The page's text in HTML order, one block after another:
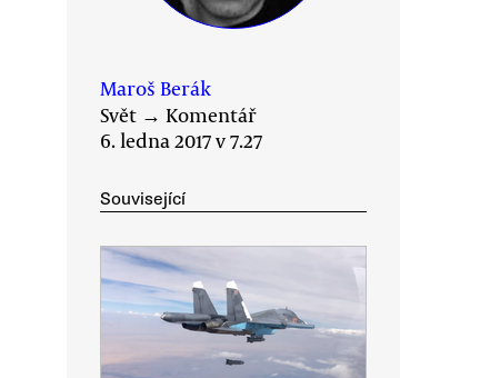
Maroš Berák
Svět → Komentář
6. ledna 2017 v 7.27
Související